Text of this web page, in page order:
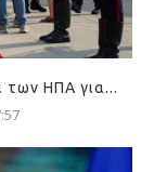
των ΗΠΑ για...